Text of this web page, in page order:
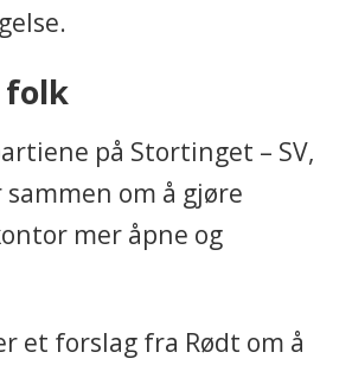
folk
på Stortinget – SV,
sammen om å gjøre
mer åpne og
et forslag fra Rødt om å